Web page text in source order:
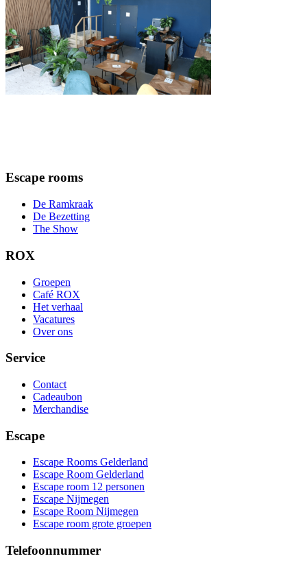
Escape rooms
De Ramkraak
De Bezetting
The Show
ROX
Groepen
Café ROX
Het verhaal
Vacatures
Over ons
Service
Contact
Cadeaubon
Merchandise
Escape
Escape Rooms Gelderland
Escape Room Gelderland
Escape room 12 personen
Escape Nijmegen
Escape Room Nijmegen
Escape room grote groepen
Telefoonnummer